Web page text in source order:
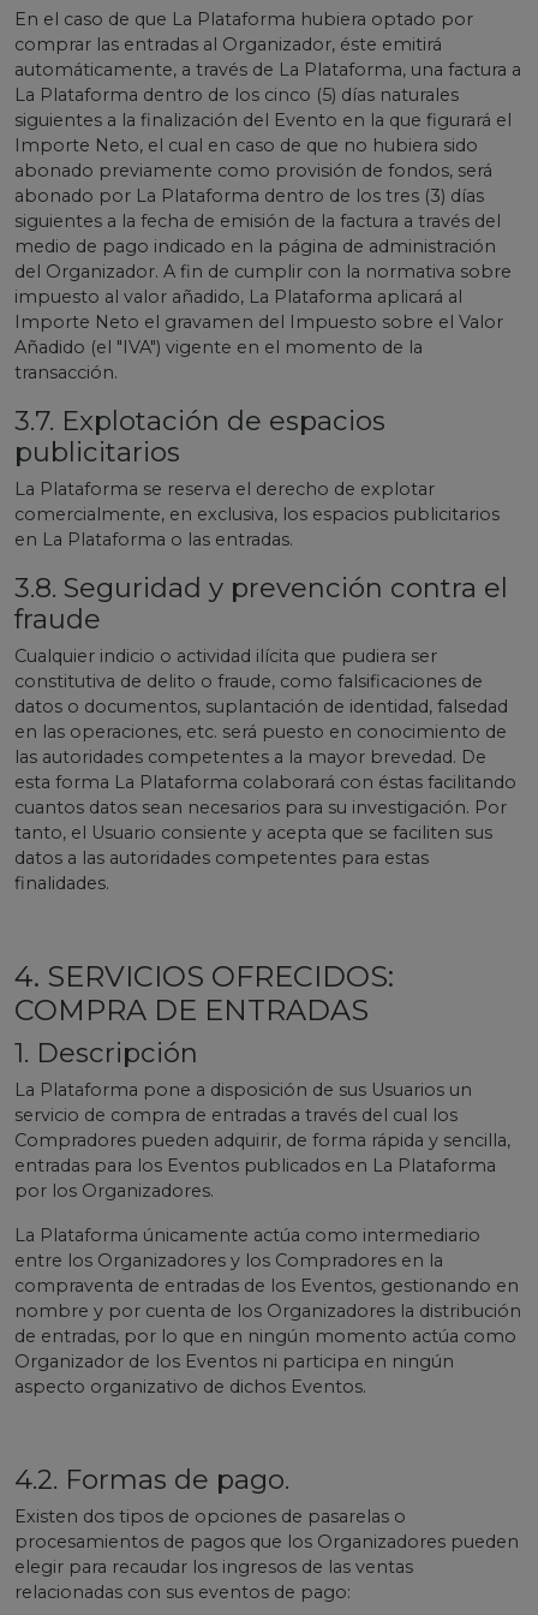
En el caso de que La Plataforma hubiera optado por
comprar las entradas al Organizador, éste emitirá
automáticamente, a través de La Plataforma, una factura a
La Plataforma dentro de los cinco (5) días naturales
siguientes a la finalización del Evento en la que figurará el
Importe Neto, el cual en caso de que no hubiera sido
abonado previamente como provisión de fondos, será
abonado por La Plataforma dentro de los tres (3) días
siguientes a la fecha de emisión de la factura a través del
medio de pago indicado en la página de administración
del Organizador. A fin de cumplir con la normativa sobre
impuesto al valor añadido, La Plataforma aplicará al
Importe Neto el gravamen del Impuesto sobre el Valor
Añadido (el "IVA") vigente en el momento de la
transacción.
3.7. Explotación de espacios
publicitarios
La Plataforma se reserva el derecho de explotar
comercialmente, en exclusiva, los espacios publicitarios
en La Plataforma o las entradas.
3.8. Seguridad y prevención contra el
fraude
Cualquier indicio o actividad ilícita que pudiera ser
constitutiva de delito o fraude, como falsificaciones de
datos o documentos, suplantación de identidad, falsedad
en las operaciones, etc. será puesto en conocimiento de
las autoridades competentes a la mayor brevedad. De
esta forma La Plataforma colaborará con éstas facilitando
cuantos datos sean necesarios para su investigación. Por
tanto, el Usuario consiente y acepta que se faciliten sus
datos a las autoridades competentes para estas
finalidades.
4. SERVICIOS OFRECIDOS:
COMPRA DE ENTRADAS
1. Descripción
La Plataforma pone a disposición de sus Usuarios un
servicio de compra de entradas a través del cual los
Compradores pueden adquirir, de forma rápida y sencilla,
entradas para los Eventos publicados en La Plataforma
por los Organizadores.
La Plataforma únicamente actúa como intermediario
entre los Organizadores y los Compradores en la
compraventa de entradas de los Eventos, gestionando en
nombre y por cuenta de los Organizadores la distribución
de entradas, por lo que en ningún momento actúa como
Organizador de los Eventos ni participa en ningún
aspecto organizativo de dichos Eventos.
4.2. Formas de pago.
Existen dos tipos de opciones de pasarelas o
procesamientos de pagos que los Organizadores pueden
elegir para recaudar los ingresos de las ventas
relacionadas con sus eventos de pago: